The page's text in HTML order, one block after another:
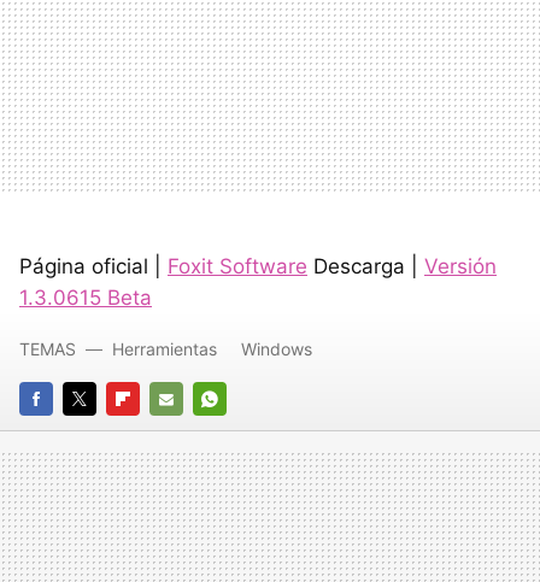
Página oficial | Foxit Software Descarga | Versión
1.3.0615 Beta
FACEBOOK
TWITTERFLIPBOARD
E-
MAIL
WHATSAPP
TEMAS Herramientas Windows